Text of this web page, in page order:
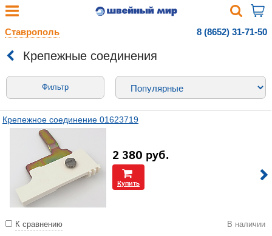
Ставрополь 8 (8652) 31-71-50
Крепежные соединения
Фильтр
Крепежное соединение 01623719
2 380 руб.
Купить
К сравнению В наличии